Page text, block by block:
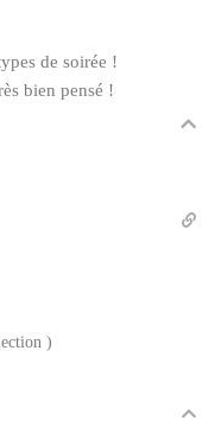
de soirée !
bien pensé !
)